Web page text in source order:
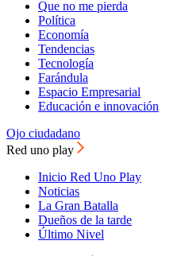
Que no me pierda
Política
Economía
Tendencias
Tecnología
Farándula
Espacio Empresarial
Educación e innovación
Ojo ciudadano
Red uno play
Inicio Red Uno Play
Noticias
La Gran Batalla
Dueños de la tarde
Último Nivel